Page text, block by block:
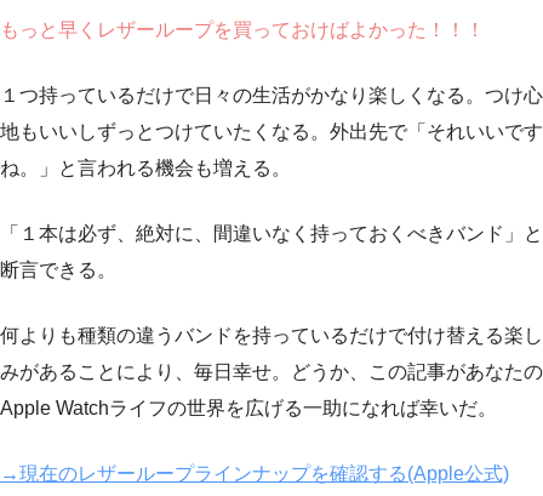
もっと早くレザーループを買っておけばよかった！！！
１つ持っているだけで日々の生活がかなり楽しくなる。つけ心
地もいいしずっとつけていたくなる。外出先で「それいいです
ね。」と言われる機会も増える。
「１本は必ず、絶対に、間違いなく持っておくべきバンド」と
断言できる。
何よりも種類の違うバンドを持っているだけで付け替える楽し
みがあることにより、毎日幸せ。どうか、この記事があなたの
Apple Watchライフの世界を広げる一助になれば幸いだ。
→現在のレザーループラインナップを確認する(Apple公式)